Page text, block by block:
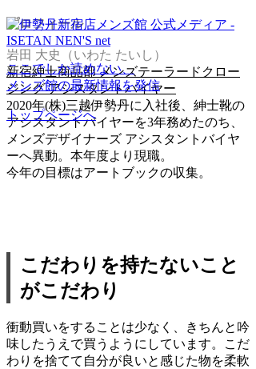
プロフィール
岩田 大史（いわた たいし）
新宿紳士商品部 メンズテーラードクロー
ジング アシスタントバイヤー
2020年(株)三越伊勢丹に入社後、紳士靴の
アシスタントバイヤーを3年務めたのち、
メンズデザイナーズ アシスタントバイヤ
ーへ異動。本年度より現職。
今年の目標はアートブックの収集。
こだわりを持たないこと
がこだわり
衝動買いをすることは少なく、きちんと吟
味したうえで買うようにしています。こだ
わりを捨てて自分が良いと感じた物を柔軟
ここでしか読めない、
メンズ館の最新情報を発信
トップページへ